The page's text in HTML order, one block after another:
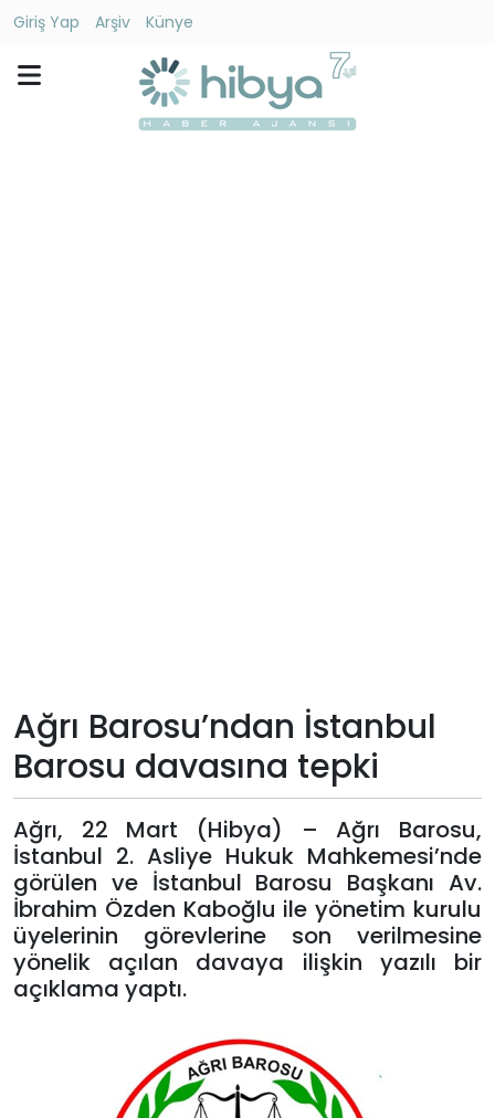
Giriş Yap Arşiv
Künye
Künye
Giriş
Yap
Ağrı Barosu’ndan İstanbul
Barosu davasına tepki
Ağrı, 22 Mart (Hibya) – Ağrı Barosu,
İstanbul 2. Asliye Hukuk Mahkemesi’nde
görülen ve İstanbul Barosu Başkanı Av.
İbrahim Özden Kaboğlu ile yönetim kurulu
üyelerinin görevlerine son verilmesine
yönelik açılan davaya ilişkin yazılı bir
açıklama yaptı.